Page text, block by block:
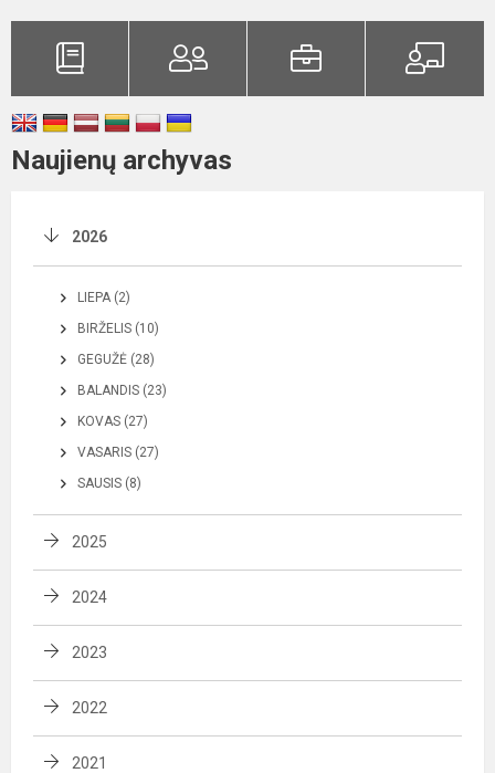
Naujienų archyvas
2026
LIEPA (2)
BIRŽELIS (10)
GEGUŽĖ (28)
BALANDIS (23)
KOVAS (27)
VASARIS (27)
SAUSIS (8)
2025
2024
2023
2022
2021